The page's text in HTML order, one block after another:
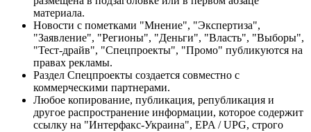
материала.
Новости с пометками "Мнение", "Экспертиза",
"Заявление", "Регионы", "Деньги", "Власть", "Выборы",
"Тест-драйв", "Спецпроекты", "Промо" публикуются на
правах рекламы.
Раздел Спецпроекты создается совместно с
коммерческими партнерами.
Любое копирование, публикация, републикация и
другое распространение информации, которое содержит
ссылку на "Интерфакс-Украина", EPA / UPG, строго